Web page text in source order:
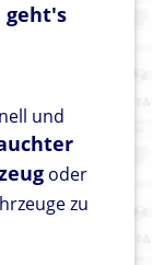
geht's
und
oder
zu